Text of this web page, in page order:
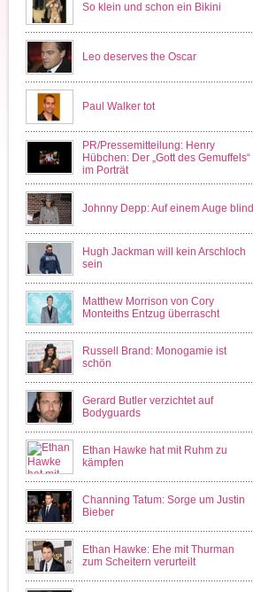
So klein und schon ein Bikini
Leo deserves the Oscar
Paul Walker tot
PR/Pressemitteilung: Henry
Hübchen: Der „Gott des Gemuffels“
im Porträt
Johnny Depp: Auf einem Auge blind
Hugh Jackman will kein Arschloch
sein
Matthew Morrison von Cory
Monteiths Entzug überrascht
Russell Brand: Monogamie ist
schön
Gerard Butler verzichtet auf
Bodyguards
Ethan Hawke hat mit Ruhm zu
kämpfen
Channing Tatum: Sorge um Justin
Bieber
Ethan Hawke: Ehe mit Thurman
zum Scheitern verurteilt